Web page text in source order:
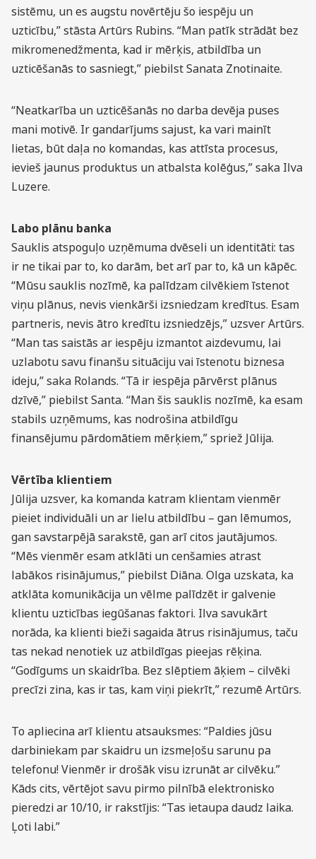
sistēmu, un es augstu novērtēju šo iespēju un
uzticību,” stāsta Artūrs Rubins. “Man patīk strādāt bez
mikromenedžmenta, kad ir mērķis, atbildība un
uzticēšanās to sasniegt,” piebilst Sanata Znotinaite.
“Neatkarība un uzticēšanās no darba devēja puses
mani motivē. Ir gandarījums sajust, ka vari mainīt
lietas, būt daļa no komandas, kas attīsta procesus,
ievieš jaunus produktus un atbalsta kolēģus,” saka Ilva
Luzere.
Labo plānu banka
Sauklis atspoguļo uzņēmuma dvēseli un identitāti: tas
ir ne tikai par to, ko darām, bet arī par to, kā un kāpēc.
“Mūsu sauklis nozīmē, ka palīdzam cilvēkiem īstenot
viņu plānus, nevis vienkārši izsniedzam kredītus. Esam
partneris, nevis ātro kredītu izsniedzējs,” uzsver Artūrs.
“Man tas saistās ar iespēju izmantot aizdevumu, lai
uzlabotu savu finanšu situāciju vai īstenotu biznesa
ideju,” saka Rolands. “Tā ir iespēja pārvērst plānus
dzīvē,” piebilst Santa. “Man šis sauklis nozīmē, ka esam
stabils uzņēmums, kas nodrošina atbildīgu
finansējumu pārdomātiem mērķiem,” spriež Jūlija.
Vērtība klientiem
Jūlija uzsver, ka komanda katram klientam vienmēr
pieiet individuāli un ar lielu atbildību – gan lēmumos,
gan savstarpējā sarakstē, gan arī citos jautājumos.
“Mēs vienmēr esam atklāti un cenšamies atrast
labākos risinājumus,” piebilst Diāna. Olga uzskata, ka
atklāta komunikācija un vēlme palīdzēt ir galvenie
klientu uzticības iegūšanas faktori. Ilva savukārt
norāda, ka klienti bieži sagaida ātrus risinājumus, taču
tas nekad nenotiek uz atbildīgas pieejas rēķina.
“Godīgums un skaidrība. Bez slēptiem āķiem – cilvēki
precīzi zina, kas ir tas, kam viņi piekrīt,” rezumē Artūrs.
To apliecina arī klientu atsauksmes: “Paldies jūsu
darbiniekam par skaidru un izsmeļošu sarunu pa
telefonu! Vienmēr ir drošāk visu izrunāt ar cilvēku.”
Kāds cits, vērtējot savu pirmo pilnībā elektronisko
pieredzi ar 10/10, ir rakstījis: “Tas ietaupa daudz laika.
Ļoti labi.”